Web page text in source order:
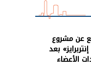
عن مشروع
بعد
الأعضاء